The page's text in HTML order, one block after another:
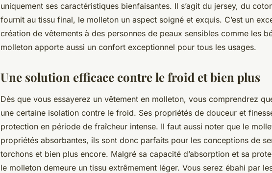
uniquement ses caractéristiques bienfaisantes. Il s’agit du jersey, du
fournit au tissu final, le molleton un aspect soigné et exquis. C’est un
création de vêtements à des personnes de peaux sensibles comme les
molleton apporte aussi un confort exceptionnel pour tous les usages.
Une solution efficace contre le froid et bien plus
Dès que vous essayerez un vêtement en molleton, vous comprendrez
une certaine isolation contre le froid. Ses propriétés de douceur et
protection en période de fraîcheur intense. Il faut aussi noter que le
propriétés absorbantes, ils sont donc parfaits pour les conceptions de
torchons et bien plus encore. Malgré sa capacité d’absorption et sa
le molleton demeure un tissu extrêmement léger. Vous serez ébahi par